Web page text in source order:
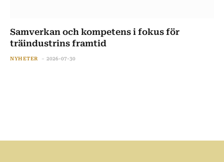
Samverkan och kompetens i fokus för
träindustrins framtid
NYHETER 2026-07-30